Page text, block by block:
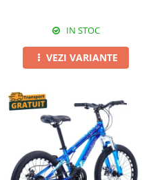
IN STOC
VEZI VARIANTE